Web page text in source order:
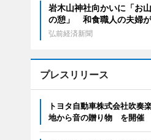
岩木山神社向かいに「お
の憩」 和食職人の夫婦
弘前経済新聞
プレスリリース
トヨタ自動車株式会社吹奏
地から音の贈り物 を開催